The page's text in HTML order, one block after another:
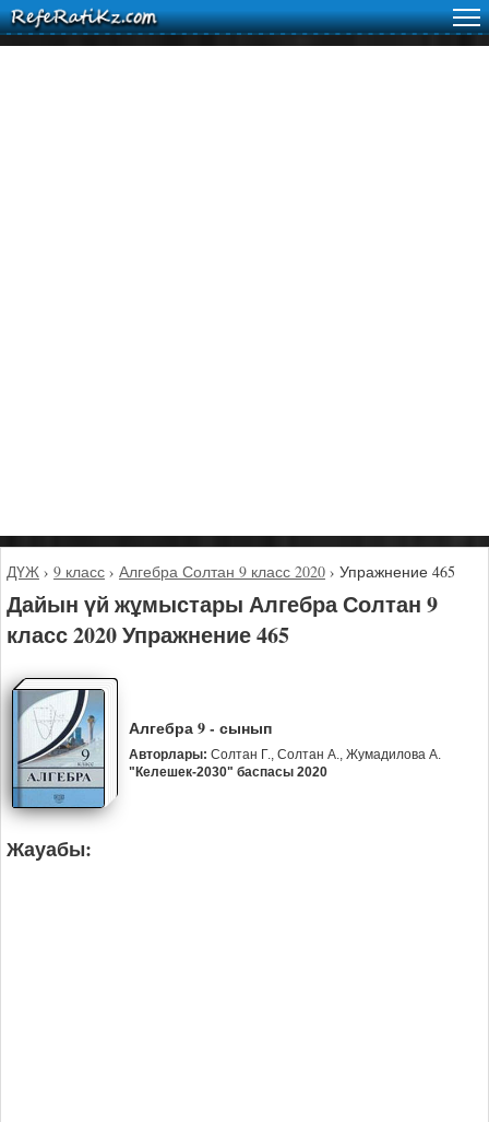
ДҮЖ › 9 класс › Алгебра Солтан 9 класс 2020 › Упражнение 465
Дайын үй жұмыстары Алгебра Солтан 9
класс 2020 Упражнение 465
Алгебра 9 - сынып
Авторлары: Солтан Г., Солтан А., Жумадилова А.
"Келешек-2030" баспасы 2020
Жауабы: